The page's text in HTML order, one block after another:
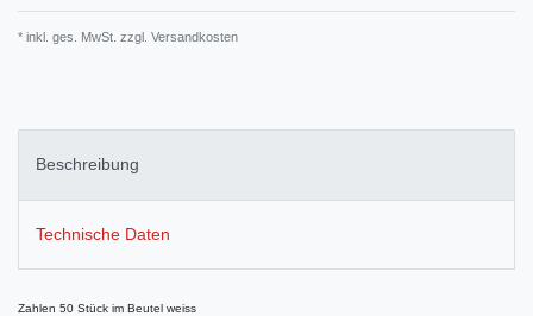
* inkl. ges. MwSt. zzgl. Versandkosten
Beschreibung
Technische Daten
Zahlen 50 Stück im Beutel weiss